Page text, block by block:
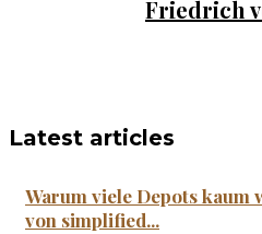
Friedrich
Latest articles
Warum viele Depots kaum
von simplified...